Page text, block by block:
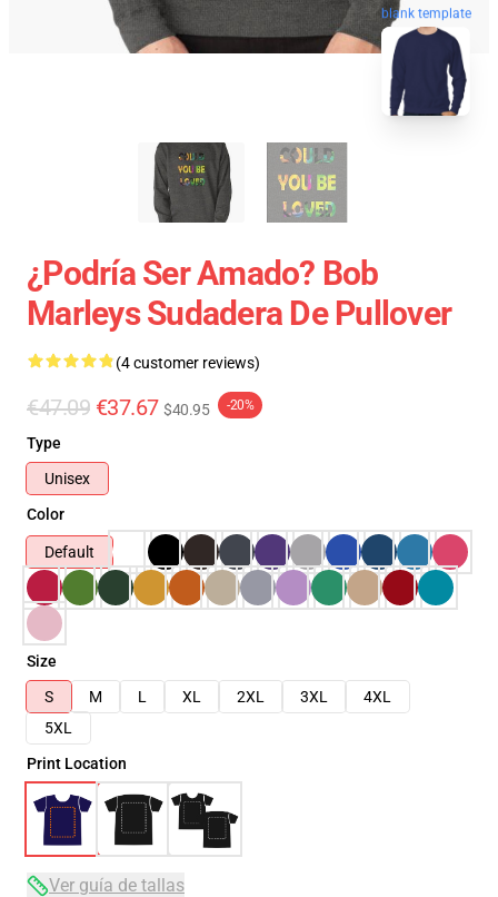
blank template
¿Podría Ser Amado? Bob
Marleys Sudadera De Pullover
(4 customer reviews)
€47.09 €37.67 $40.95 -20%
Type
Unisex
Color
Default
Size
S
M L XL 2XL 3XL
4XL
5XL
Print Location
Ver guía de tallas